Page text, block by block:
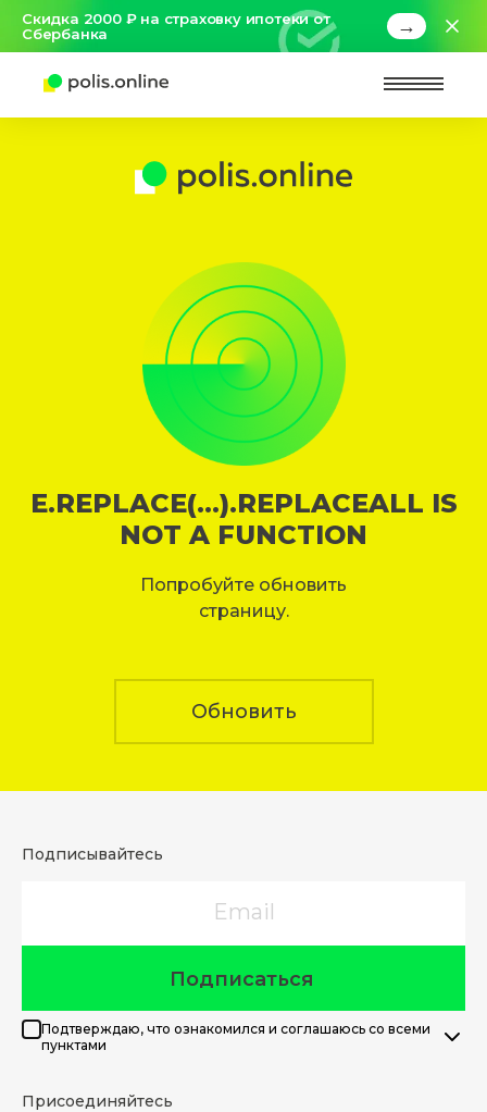
Скидка 2000 ₽ на страховку ипотеки от
Сбербанка
→
E.REPLACE(...).REPLACEALL IS
NOT A FUNCTION
Попробуйте обновить
страницу.
Обновить
Подписывайтесь
Подписаться
Подтверждаю, что ознакомился и соглашаюсь со всеми
пунктами
Присоединяйтесь